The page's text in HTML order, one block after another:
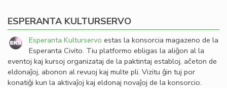
ESPERANTA KULTURSERVO
Esperanta Kulturservo estas la konsorcia magazeno de la
Esperanta Civito. Tiu platformo ebligas la aliĝon al la
eventoj kaj kursoj organizataj de la paktintaj establoj, aĉeton de
eldonaĵoj, abonon al revuoj kaj multe pli. Vizitu ĝin tuj por
konatiĝi kun la aktivaĵoj kaj eldonaj novaĵoj de la konsorcio.